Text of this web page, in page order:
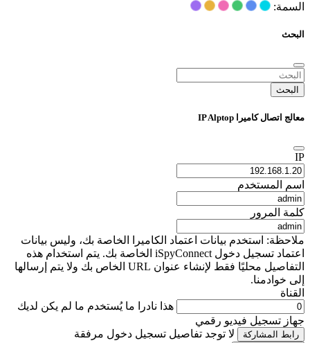
السمة:
البحث
البحث
معالج اتصال كاميرا IP Alptop
IP
اسم المستخدم
كلمة المرور
ملاحظة: استخدم بيانات اعتماد الكاميرا الخاصة بك، وليس بيانات
اعتماد تسجيل دخول iSpyConnect الخاصة بك. يتم استخدام هذه
التفاصيل محليًا فقط لإنشاء عنوان URL الخاص بك ولا يتم إرسالها
إلى خوادمنا.
القناة
هذا نادرا ما يُستخدم ما لم يكن لديك
جهاز تسجيل فيديو رقمي
رابط المشاركة لا توجد تفاصيل تسجيل دخول مرفقة